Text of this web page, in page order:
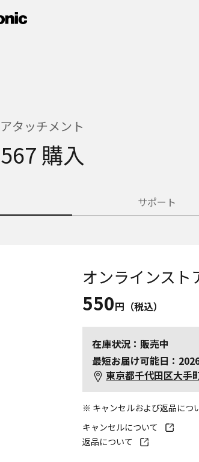
タッチメント
購入
サポート
オンラインスト
550円（税込）
在庫状況：販売中
最短お届け可能日：
東京都千代田区大手
※ キャンセルおよび返品につ
キャンセルについて
返品について